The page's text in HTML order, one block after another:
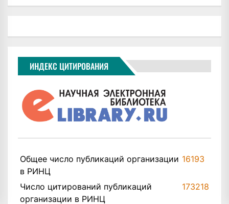
ИНДЕКС ЦИТИРОВАНИЯ
Общее число публикаций организации
в РИНЦ
16193
Число цитирований публикаций
организации в РИНЦ
173218